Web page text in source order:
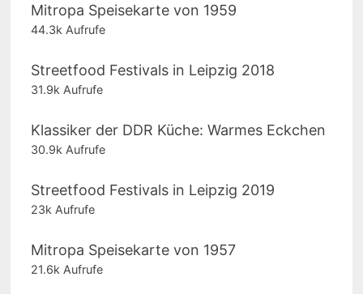
Mitropa Speisekarte von 1959
44.3k Aufrufe
Streetfood Festivals in Leipzig 2018
31.9k Aufrufe
Klassiker der DDR Küche: Warmes Eckchen
30.9k Aufrufe
Streetfood Festivals in Leipzig 2019
23k Aufrufe
Mitropa Speisekarte von 1957
21.6k Aufrufe